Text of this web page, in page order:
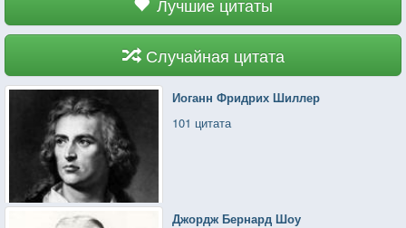
Случайная цитата
Иоганн Фридрих Шиллер
101 цитата
Джордж Бернард Шоу